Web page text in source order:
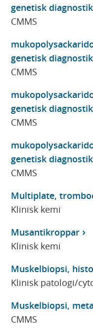
genetisk diagnostik
CMMS
genetisk diagnostik
CMMS
genetisk diagnostik
CMMS
genetisk diagnostik
CMMS
Multiplate,
Klinisk kemi
Musantikroppar
Klinisk kemi
Muskelbiopsi,
Klinisk patologi/
Muskelbiopsi,
CMMS